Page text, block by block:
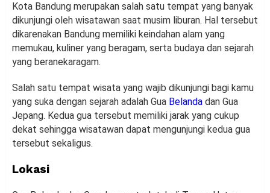
Kota Bandung merupakan salah satu tempat yang banyak
dikunjungi oleh wisatawan saat musim liburan. Hal tersebut
dikarenakan Bandung memiliki keindahan alam yang
memukau, kuliner yang beragam, serta budaya dan sejarah
yang beranekaragam.
Salah satu tempat wisata yang wajib dikunjungi bagi kamu
yang suka dengan sejarah adalah Gua Belanda dan Gua
Jepang. Kedua gua tersebut memiliki jarak yang cukup
dekat sehingga wisatawan dapat mengunjungi kedua gua
tersebut sekaligus.
Lokasi